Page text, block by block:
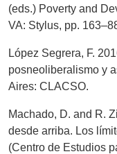
(eds.) Poverty and
VA: Stylus, pp.
López Segrera, F.
posneoliberalismo y
Aires: CLACSO.
Machado, D. and R.
desde arriba. Los
(Centro de Estudios